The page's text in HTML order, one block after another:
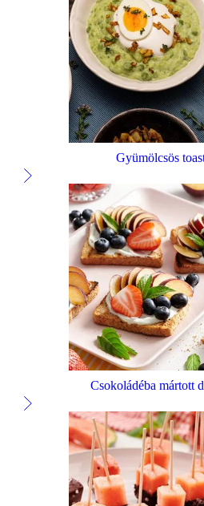
Gyümölcsös
Csokoládéba mártott